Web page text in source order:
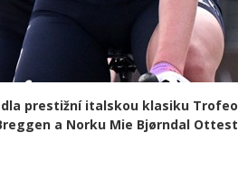
prestižní italskou klasiku
a Norku Mie Bjørndal